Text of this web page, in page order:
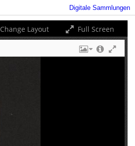
Digitale Sammlungen
Change Layout Full Screen